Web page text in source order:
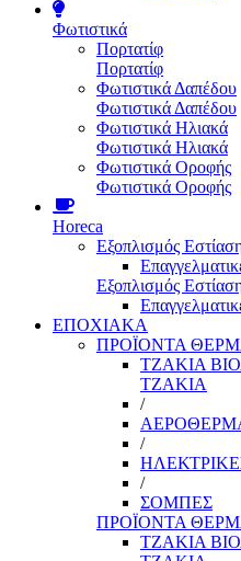
Φωτιστικά
Πορτατίφ
Πορτατίφ
Φωτιστικά Δαπέδου
Φωτιστικά Δαπέδου
Φωτιστικά Ηλιακά
Φωτιστικά Ηλιακά
Φωτιστικά Οροφής
Φωτιστικά Οροφής
Horeca
Εξοπλισμός
Εξοπλισμός
ΕΠΟΧΙΑΚΑ
ΠΡΟΪΟΝΤΑ
ΤΖΑΚΙΑ
ΤΖΑΚΙΑ
/
/
/
ΣΟΜΠΕΣ
ΠΡΟΪΟΝΤΑ
ΤΖΑΚΙΑ